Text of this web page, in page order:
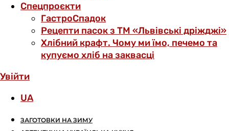
Спецпроєкти
ГастроСпадок
Рецепти пасок з ТМ «Львівські дріжджі»
Хлібний крафт. Чому ми їмо, печемо та
купуємо хліб на заквасці
Увійти
UA
ЗАГОТОВКИ НА ЗИМУ